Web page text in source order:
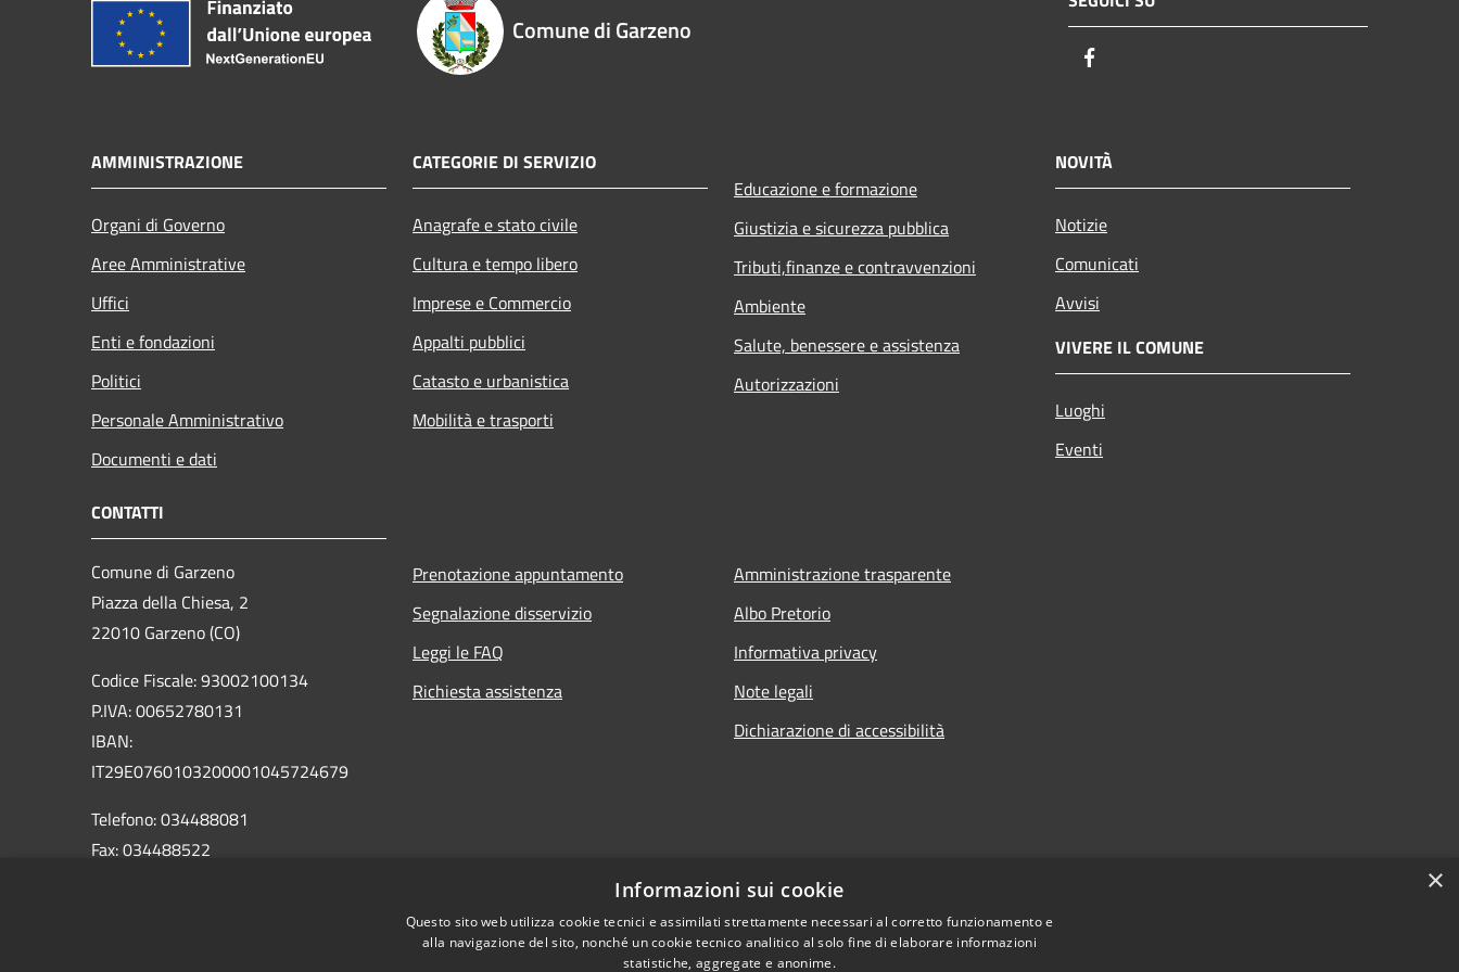
Comune di Garzeno
AMMINISTRAZIONE
Organi di Governo
Aree Amministrative
Uffici
Enti e fondazioni
Politici
Personale Amministrativo
Documenti e dati
CATEGORIE DI SERVIZIO
Anagrafe e stato civile
Cultura e tempo libero
Imprese e Commercio
Appalti pubblici
Catasto e urbanistica
Mobilità e trasporti
Educazione e formazione
Giustizia e sicurezza pubblica
Tributi,finanze e contravvenzioni
Ambiente
Salute, benessere e assistenza
Autorizzazioni
NOVITÀ
Notizie
Comunicati
Avvisi
VIVERE IL COMUNE
Luoghi
Eventi
CONTATTI
Comune di Garzeno
Piazza della Chiesa, 2
22010 Garzeno (CO)
Codice Fiscale: 93002100134
P.IVA: 00652780131
IBAN:
IT29E0760103200001045724679
Telefono: 034488081
Fax: 034488522
Prenotazione appuntamento
Segnalazione disservizio
Leggi le FAQ
Richiesta assistenza
Amministrazione trasparente
Albo Pretorio
Informativa privacy
Note legali
Dichiarazione di accessibilità
×
Informazioni sui cookie
Questo sito web utilizza cookie tecnici e assimilati strettamente necessari al corretto funzionamento e
alla navigazione del sito, nonché un cookie tecnico analitico al solo fine di elaborare informazioni
statistiche, aggregate e anonime.